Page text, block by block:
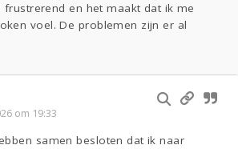
frustrerend en het maakt dat ik me
voel. De problemen zijn er al
om 19:33
samen besloten dat ik naar